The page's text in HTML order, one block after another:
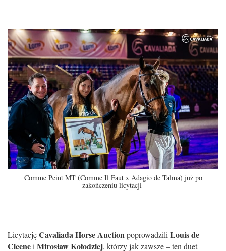
Comme Peint MT (Comme Il Faut x Adagio de Talma) już po
zakończeniu licytacji
LicytacjęCavaliada Horse AuctionpoprowadziliLouis de
CleeneiMirosław Kołodziej, którzy jak zawsze – ten duet